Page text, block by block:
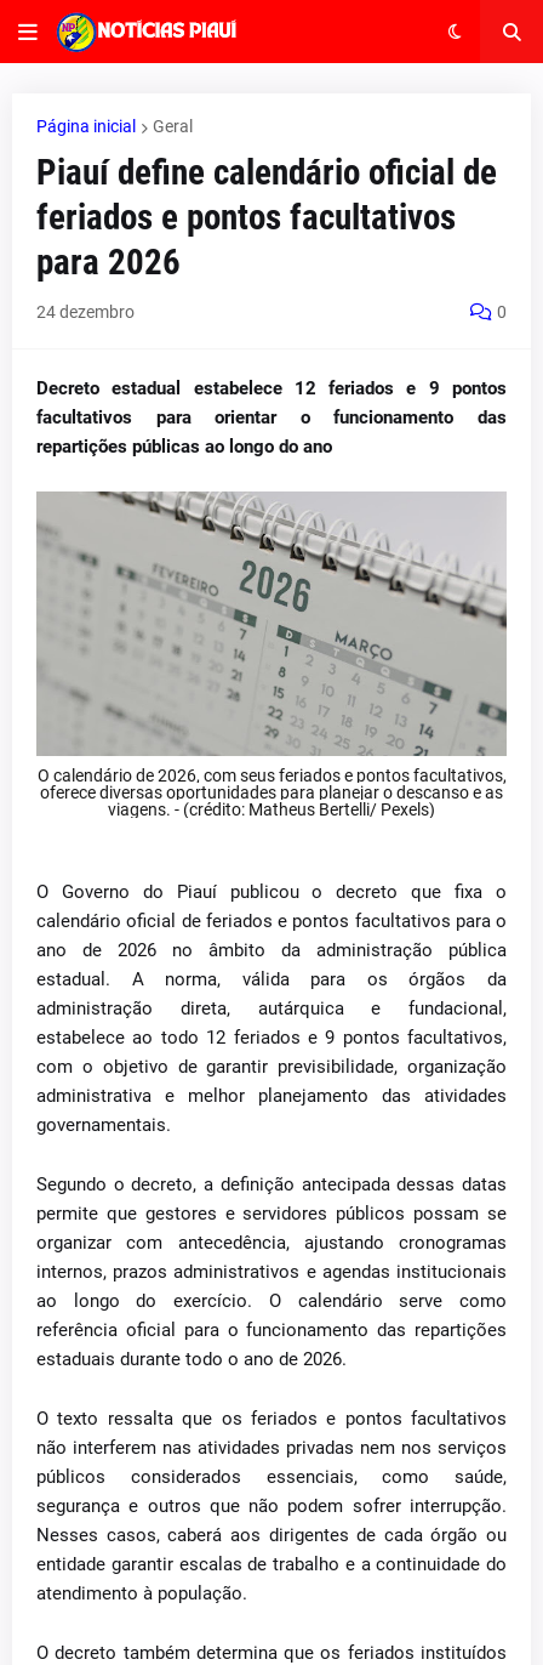
Página inicial Geral
Piauí define calendário oficial de
feriados e pontos facultativos
para 2026
24 dezembro 0
Decreto estadual estabelece 12 feriados e 9 pontos
facultativos para orientar o funcionamento das
repartições públicas ao longo do ano
O calendário de 2026, com seus feriados e pontos facultativos,
oferece diversas oportunidades para planejar o descanso e as
viagens. - (crédito: Matheus Bertelli/ Pexels)
O Governo do Piauí publicou o decreto que fixa o
calendário oficial de feriados e pontos facultativos para o
ano de 2026 no âmbito da administração pública
estadual. A norma, válida para os órgãos da
administração direta, autárquica e fundacional,
estabelece ao todo 12 feriados e 9 pontos facultativos,
com o objetivo de garantir previsibilidade, organização
administrativa e melhor planejamento das atividades
governamentais.
Segundo o decreto, a definição antecipada dessas datas
permite que gestores e servidores públicos possam se
organizar com antecedência, ajustando cronogramas
internos, prazos administrativos e agendas institucionais
ao longo do exercício. O calendário serve como
referência oficial para o funcionamento das repartições
estaduais durante todo o ano de 2026.
O texto ressalta que os feriados e pontos facultativos
não interferem nas atividades privadas nem nos serviços
públicos considerados essenciais, como saúde,
segurança e outros que não podem sofrer interrupção.
Nesses casos, caberá aos dirigentes de cada órgão ou
entidade garantir escalas de trabalho e a continuidade do
atendimento à população.
O decreto também determina que os feriados instituídos